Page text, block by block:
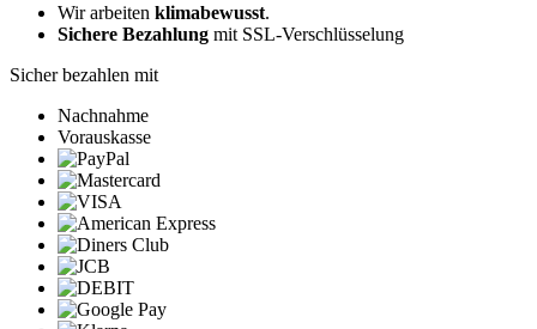
Wir arbeiten klimabewusst.
Sichere Bezahlung mit SSL-Verschlüsselung
Sicher bezahlen mit
Nachnahme
Vorauskasse